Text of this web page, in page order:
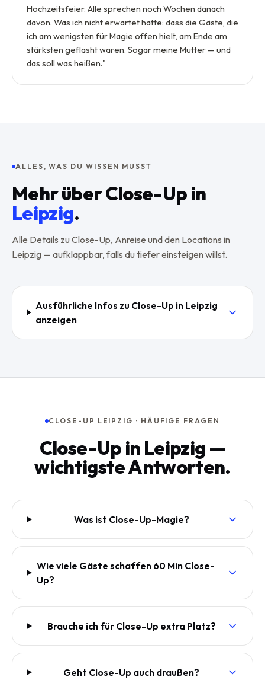
Hochzeitsfeier. Alle sprechen noch Wochen danach
davon. Was ich nicht erwartet hätte: dass die Gäste, die
ich am wenigsten für Magie offen hielt, am Ende am
stärksten geflasht waren. Sogar meine Mutter — und
das soll was heißen."
ALLES, WAS DU WISSEN MUSST
Mehr überClose-Up in
Leipzig.
Alle Details zuClose-Up, Anreise und den Locations in
Leipzig — aufklappbar, falls du tiefer einsteigen willst.
Ausführliche Infos zu Close-Up in Leipzig
anzeigen
CLOSE-UP LEIPZIG · HÄUFIGE FRAGEN
Close-Up in Leipzig —
wichtigste Antworten.
Was ist Close-Up-Magie?
Wie viele Gäste schaffen 60 Min Close-
Up?
Brauche ich für Close-Up extra Platz?
Geht Close-Up auch draußen?